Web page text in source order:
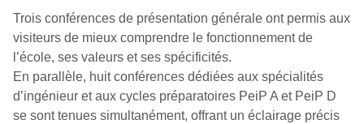
Trois conférences de présentation générale ont permis aux
visiteurs de mieux comprendre le fonctionnement de
l’école, ses valeurs et ses spécificités.
En parallèle, huit conférences dédiées aux spécialités
d’ingénieur et aux cycles préparatoires PeiP A et PeiP D
se sont tenues simultanément, offrant un éclairage précis